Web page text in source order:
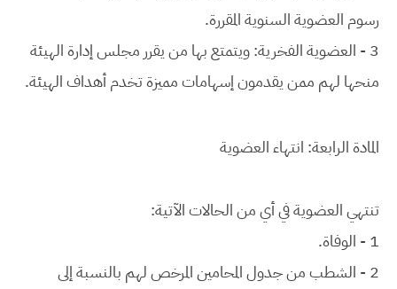
رسوم العضوية السنوية المقررة.
3 - العضوية الفخرية: ويتمتع بها من يقرر مجلس إدارة الهيئة
منحها لهم ممن يقدمون إسهامات مميزة تخدم أهداف الهيئة.
المادة الرابعة: انتهاء العضوية
تنتهي العضوية في أي من الحالات الآتية:
1 - الوفاة.
2 - الشطب من جدول المحامين المرخص لهم بالنسبة إلى